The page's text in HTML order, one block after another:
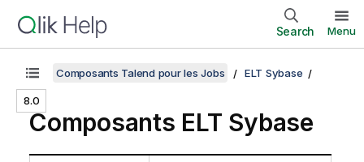
Search Menu
8.0
Composants Talend pour les Jobs ELT Sybase
Composants ELT Sybase